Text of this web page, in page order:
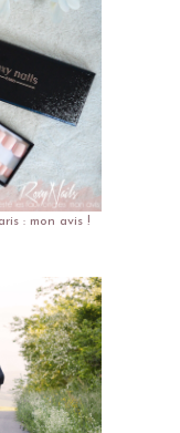
: mon avis !